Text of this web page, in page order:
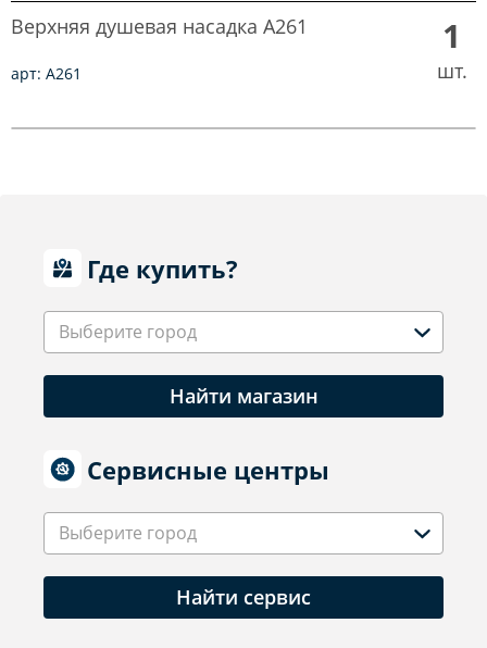
Верхняя душевая насадка A261
арт: A261
1
шт.
Где купить?
Выберите город
Найти магазин
Сервисные центры
Выберите город
Найти сервис